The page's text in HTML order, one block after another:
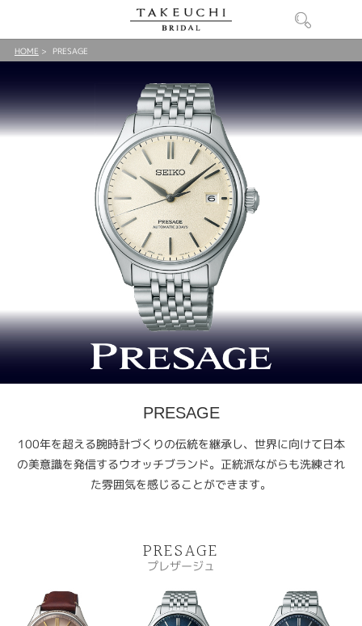
HOME PRESAGE
PRESAGE
100年を超える腕時計づくりの伝統を継承し、世界に向けて日本
の美意識を発信するウオッチブランド。正統派ながらも洗練され
た雰囲気を感じることができます。
PRESAGE
プレザージュ